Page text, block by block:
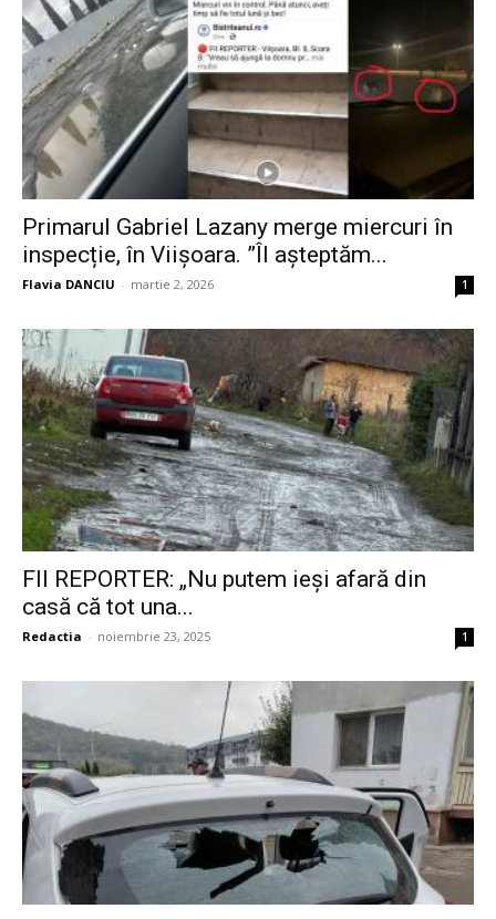
Primarul Gabriel Lazany merge miercuri în
inspecție, în Viișoara. ”Îl așteptăm...
Flavia DANCIU - martie 2, 2026 1
FII REPORTER: „Nu putem ieși afară din
casă că tot una...
Redactia - noiembrie 23, 2025 1